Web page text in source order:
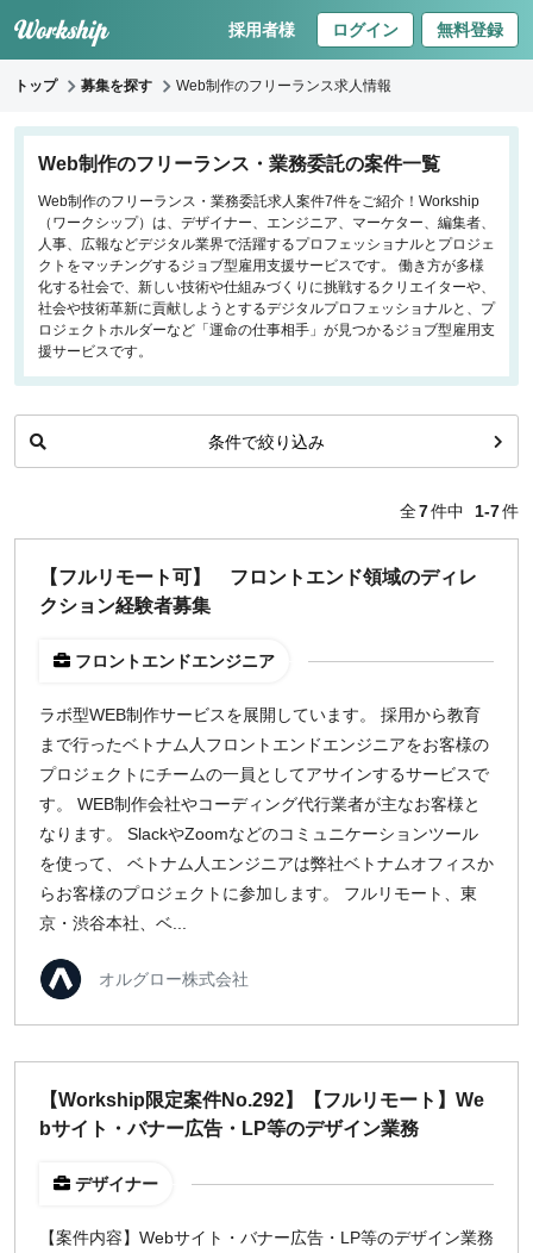
採用者様 ログイン 無料登録
トップ 募集を探す Web制作のフリーランス求人情報
Web制作のフリーランス・業務委託の案件一覧
Web制作のフリーランス・業務委託求人案件7件をご紹介！Workship
（ワークシップ）は、デザイナー、エンジニア、マーケター、編集者、
人事、広報などデジタル業界で活躍するプロフェッショナルとプロジェ
クトをマッチングするジョブ型雇用支援サービスです。 働き方が多様
化する社会で、新しい技術や仕組みづくりに挑戦するクリエイターや、
社会や技術革新に貢献しようとするデジタルプロフェッショナルと、プ
ロジェクトホルダーなど「運命の仕事相手」が見つかるジョブ型雇用支
援サービスです。
条件で絞り込み
キーワードで探す
職種
フロントエンドエンジニア
バックエンドエンジニア
インフラエンジニア
iOS/Androidアプリエンジニア
データサイエンティスト
出社希望
新規事業
スタートアップ
土日週末OK
稼働時間
週5日
週2日
週1日
大阪
全7件中 1-7件
【フルリモート可】 フロントエンド領域のディレ
クション経験者募集
フロントエンドエンジニア
ラボ型WEB制作サービスを展開しています。 採用から教育
まで行ったベトナム人フロントエンドエンジニアをお客様の
プロジェクトにチームの一員としてアサインするサービスで
す。 WEB制作会社やコーディング代行業者が主なお客様と
なります。 SlackやZoomなどのコミュニケーションツール
を使って、 ベトナム人エンジニアは弊社ベトナムオフィスか
らお客様のプロジェクトに参加します。 フルリモート、東
京・渋谷本社、ベ...
オルグロー株式会社
【Workship限定案件No.292】【フルリモート】We
bサイト・バナー広告・LP等のデザイン業務
デザイナー
【案件内容】Webサイト・バナー広告・LP等のデザイン業務